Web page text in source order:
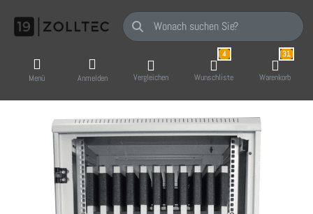
Geben Sie einen Suchbegriff ein. Während
Menü Anmelden Vergleichen
4
Wunschliste
31
Warenkorb